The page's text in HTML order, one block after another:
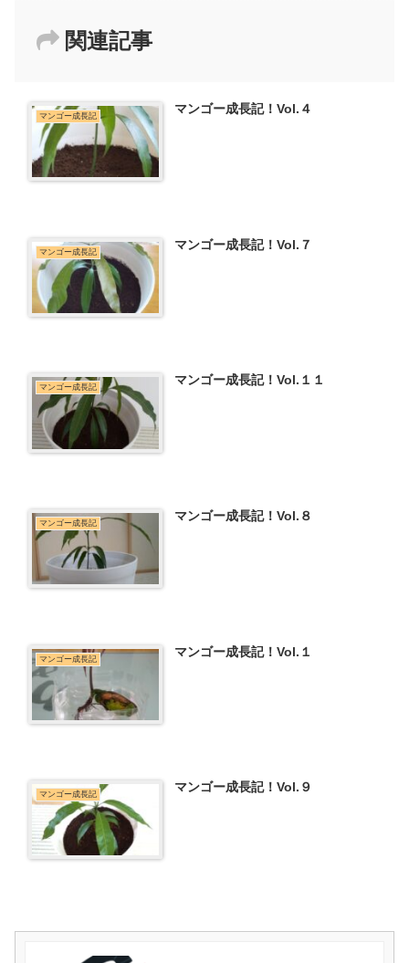
関連記事
マンゴー成長記 マンゴー成長記！Vol.４
マンゴー成長記 マンゴー成長記！Vol.７
マンゴー成長記 マンゴー成長記！Vol.１１
マンゴー成長記 マンゴー成長記！Vol.８
マンゴー成長記 マンゴー成長記！Vol.１
マンゴー成長記 マンゴー成長記！Vol.９